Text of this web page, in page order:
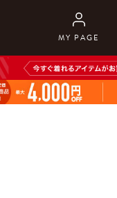
MY PAGE